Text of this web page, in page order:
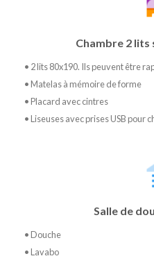
Chambre 2 lits
• 2 lits 80x190. Ils peuvent être
• Matelas à mémoire de forme
• Placard avec cintres
• Liseuses avec prises USB pour
Salle de
• Douche
• Lavabo